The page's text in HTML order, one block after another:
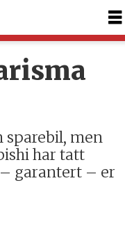
sparebil, men
har tatt
garantert – er